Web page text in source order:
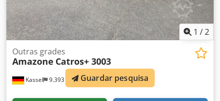
1 /2
Kassel 9.393 km
Outras grades
Amazone Catros+ 3003
Guardar pesquisa